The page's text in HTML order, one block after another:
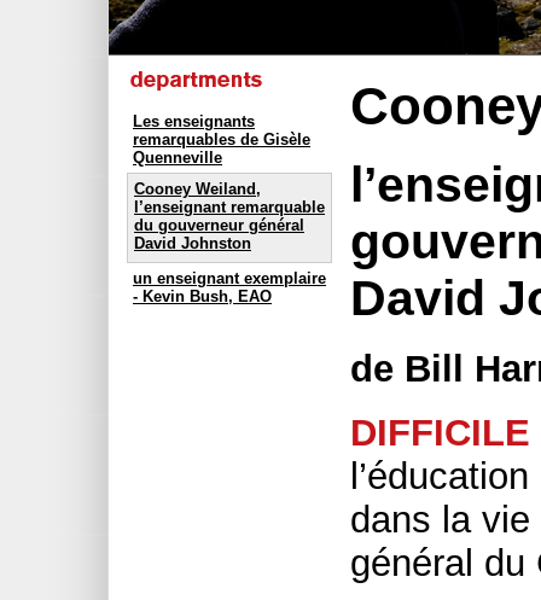
Les enseignants
remarquables de Gisèle
Quenneville
Cooney Weiland,
l’enseignant remarquable
du gouverneur général
David Johnston
un enseignant exemplaire
- Kevin Bush, EAO
David
de Bill
DIFFICILE
dans la
général du